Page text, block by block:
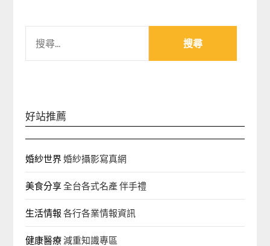
關
好站推薦
婚紗世界婚紗攝影寫真網
美食分享全台各式名產 伴手禮
生活情報 各行各業情報資訊
健康醫療減重知識專區